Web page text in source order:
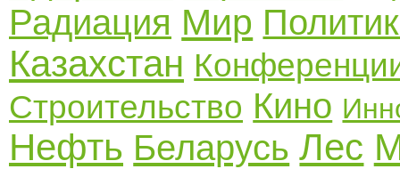
Радиация Мир
Казахстан
Строительство Кино
Нефть Беларусь Лес